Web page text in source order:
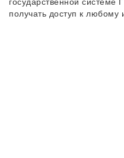
получать доступ к любому